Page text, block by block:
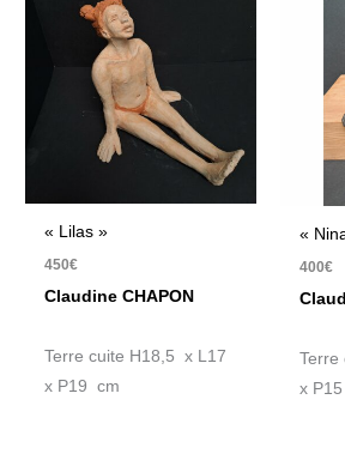
« Lilas »
450€
Claudine CHAPON
Terre cuite H18,5 x L17
x P19 cm
«
400€
Terre
x